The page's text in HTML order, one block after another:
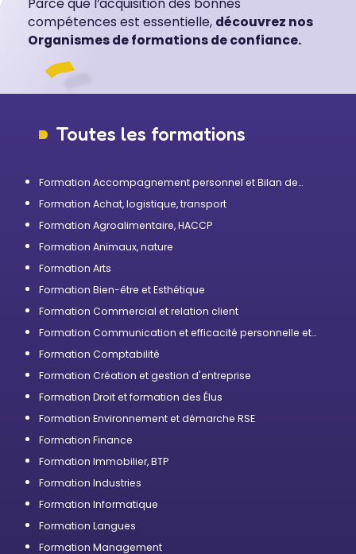
compétences est essentielle, découvrez nos
Organismes de formations de confiance.
Toutes les formations
Formation Accompagnement personnel et Bilan de
Formation Achat, logistique, transport
Formation Agroalimentaire, HACCP
Formation Animaux, nature
Formation Arts
Formation Bien-être et Esthétique
Formation Commercial et relation client
Formation Communication et efficacité personnelle et
Formation Comptabilité
Formation Création et gestion d'entreprise
Formation Droit et formation des Élus
Formation Environnement et démarche RSE
Formation Finance
Formation Immobilier, BTP
Formation Industries
Formation Informatique
Formation Langues
Formation Management